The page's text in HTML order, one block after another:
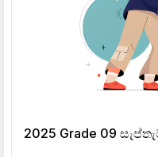
2025 Grade 09